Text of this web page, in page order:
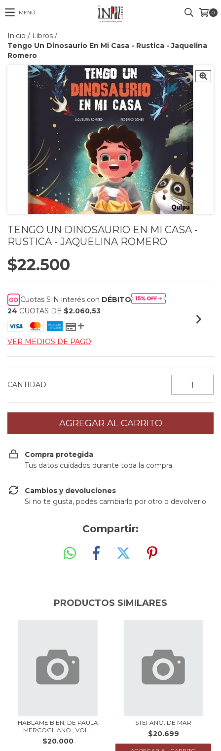
MENÚ 0
Inicio / Libros /
Tengo Un Dinosaurio En Mi Casa - Rustica - Jaquelina
Romero
TENGO UN DINOSAURIO EN MI CASA -
RUSTICA - JAQUELINA ROMERO
$22.500
Cuotas SIN interés con DÉBITO
24 CUOTAS DE $2.060,53
VER MEDIOS DE PAGO
CANTIDAD
Compra protegida
Tus datos cuidados durante toda la compra.
Cambios y devoluciones
Si no te gusta, podés cambiarlo por otro o devolverlo.
Compartir:
PRODUCTOS SIMILARES
HABLAME BIEN, DE PAULA
MERCOGLIANO., VOL...
$20.000
STEFANO, DE MAR
$20.699